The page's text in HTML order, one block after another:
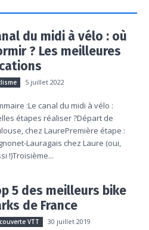
du midi à vélo : où
? Les meilleures
5 juillet 2022
:Le canal du midi à vélo :
étapes réaliser ?Départ de
chez LaurePremière étape :
Lauragais chez Laure (oui,
!)Troisième...
5 des meilleurs bike
de France
VTT 30 juillet 2019